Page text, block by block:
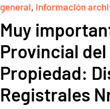
general, información
Muy
Provincial
Propiedad:
Registrales